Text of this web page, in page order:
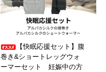
【快眠応援セット】腹
巻き&ショートレッグウォ
ーマーセット 妊娠中の方